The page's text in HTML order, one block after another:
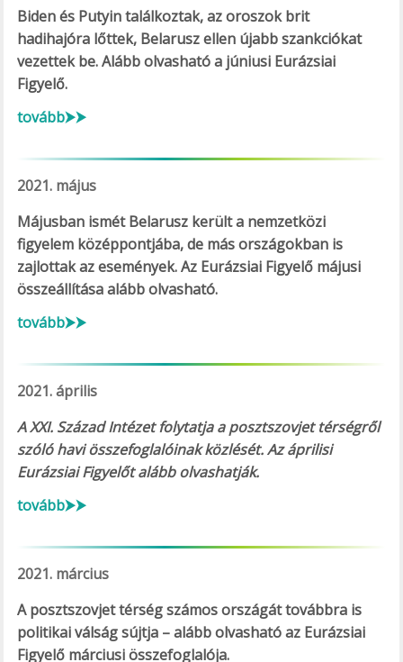
Biden és Putyin találkoztak, az oroszok brit
hadihajóra lőttek, Belarusz ellen újabb szankciókat
vezettek be. Alább olvasható a júniusi Eurázsiai
Figyelő.
tovább⮞⮞
2021. május
Májusban ismét Belarusz került a nemzetközi
figyelem középpontjába, de más országokban is
zajlottak az események. Az Eurázsiai Figyelő májusi
összeállítása alább olvasható.
tovább⮞⮞
2021. április
A XXI. Század Intézet folytatja a posztszovjet térségről
szóló havi összefoglalóinak közlését. Az áprilisi
Eurázsiai Figyelőt alább olvashatják.
tovább⮞⮞
2021. március
A posztszovjet térség számos országát továbbra is
politikai válság sújtja – alább olvasható az Eurázsiai
Figyelő márciusi összefoglalója.